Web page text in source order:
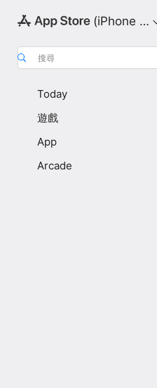
(iPhone 版)
搜尋
Today
遊戲
App
Arcade